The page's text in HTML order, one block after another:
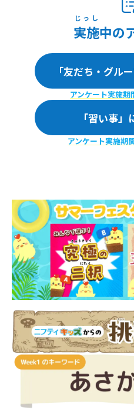
実施
じっし
中の
「友だち・グル
アンケート実施
「習い事」
アンケート実施期